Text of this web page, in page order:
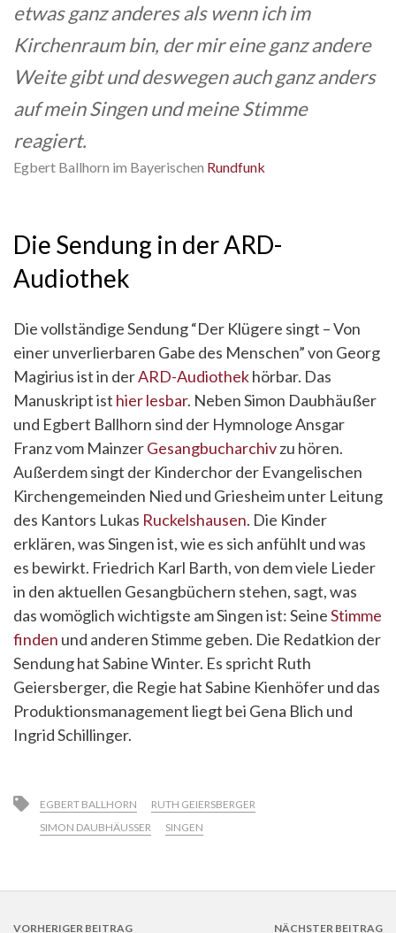
etwas ganz anderes als wenn ich im
Kirchenraum bin, der mir eine ganz andere
Weite gibt und deswegen auch ganz anders
auf mein Singen und meine Stimme
reagiert.
Egbert Ballhorn im Bayerischen Rundfunk
Die Sendung in der ARD-
Audiothek
Die vollständige Sendung “Der Klügere singt – Von
einer unverlierbaren Gabe des Menschen” von Georg
Magirius ist in derARD-Audiothekhörbar. Das
Manuskript ist hier lesbar. Neben Simon Daubhäußer
und Egbert Ballhorn sind der Hymnologe Ansgar
Franz vom MainzerGesangbucharchivzu hören.
Außerdem singt der Kinderchor der Evangelischen
Kirchengemeinden Nied und Griesheim unter Leitung
des Kantors Lukas Ruckelshausen. Die Kinder
erklären, was Singen ist, wie es sich anfühlt und was
es bewirkt. Friedrich Karl Barth, von dem viele Lieder
in den aktuellen Gesangbüchern stehen, sagt, was
das womöglich wichtigste am Singen ist: SeineStimme
finden und anderen Stimme geben. Die Redatkion der
Sendung hat Sabine Winter. Es spricht Ruth
Geiersberger, die Regie hat Sabine Kienhöfer und das
Produktionsmanagement liegt bei Gena Blich und
Ingrid Schillinger.
EGBERT BALLHORN
RUTH GEIERSBERGER
SIMON DAUBHÄUSSER
SINGEN
VORHERIGER BEITRAG NÄCHSTER BEITRAG